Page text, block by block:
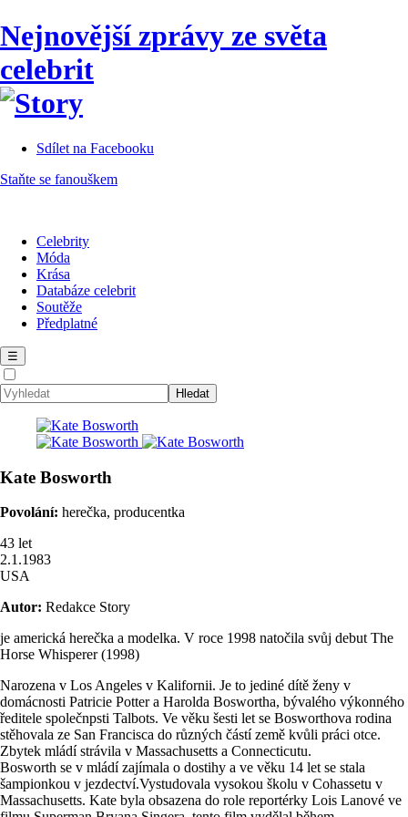
Nejnovější zprávy ze světa
celebrit
Sdílet na Facebooku
Staňte se fanouškem
Celebrity
Móda
Krása
Databáze celebrit
Soutěže
Předplatné
☰
Kate Bosworth
Povolání: herečka, producentka
43 let
2.1.1983
USA
Autor: Redakce Story
je americká herečka a modelka. V roce 1998 natočila svůj debut The
Horse Whisperer (1998)
Narozena v Los Angeles v Kalifornii. Je to jediné dítě ženy v
domácnosti Patricie Potter a Harolda Boswortha, bývalého výkonného
ředitele společnpsti Talbots. Ve věku šesti let se Bosworthova rodina
stěhovala ze San Francisca do různých částí země kvůli práci otce.
Zbytek mládí strávila v Massachusetts a Connecticutu.
Bosworth se v mládí zajímala o dostihy a ve věku 14 let se stala
šampionkou v jezdectví.Vystudovala vysokou školu v Cohassetu v
Massachusetts. Kate byla obsazena do role reportérky Lois Lanové ve